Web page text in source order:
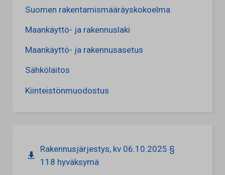
Suomen rakentamismääräyskokoelma
Maankäyttö- ja rakennuslaki
Maankäyttö- ja rakennusasetus
Sähkölaitos
Kiinteistönmuodostus
Rakennusjärjestys, kv 06.10.2025 §
118 hyväksymä